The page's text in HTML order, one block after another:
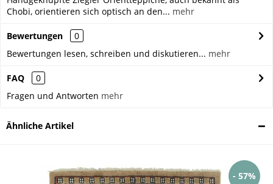
Chobi, orientieren sich optisch an den... mehr
Bewertungen
0
Bewertungen lesen, schreiben und diskutieren... mehr
FAQ
0
Fragen und Antworten mehr
Ähnliche Artikel
- 57%